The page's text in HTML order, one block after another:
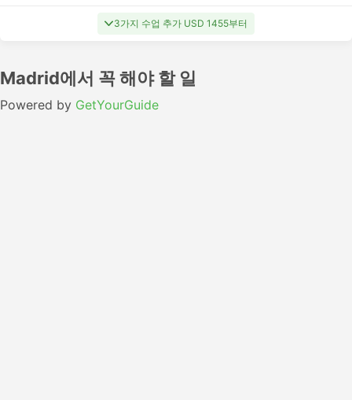
3가지 수업 추가 USD 1455부터
Madrid에서 꼭 해야 할 일
Powered by GetYourGuide